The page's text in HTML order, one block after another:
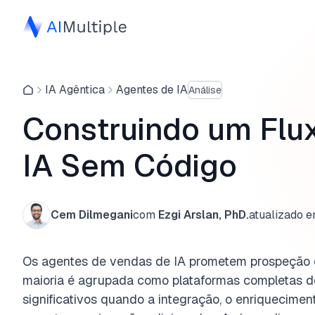
IA Agêntica Agentes de IAAnálise
Construindo um
IA Sem Código
Cem Dilmeganicom Ezgi Arslan, PhD.atualizado
Os agentes de vendas de IA prometem
maioria é agrupada como plataformas completas
significativos quando a integração, o